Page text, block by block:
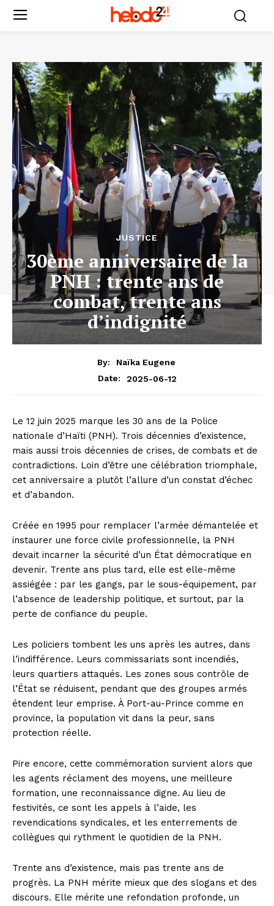
JUSTICE
30ème anniversaire de la
PNH : trente ans de
combat, trente ans
d’indignité
By:
Naïka Eugene
Date:
2025-06-12
Le 12 juin 2025 marque les 30 ans de la Police
nationale d’Haïti (PNH). Trois décennies d’existence,
mais aussi trois décennies de crises, de combats et de
contradictions. Loin d’être une célébration triomphale,
cet anniversaire a plutôt l’allure d’un constat d’échec
et d’abandon.
Créée en 1995 pour remplacer l’armée démantelée et
instaurer une force civile professionnelle, la PNH
devait incarner la sécurité d’un État démocratique en
devenir. Trente ans plus tard, elle est elle-même
assiégée : par les gangs, par le sous-équipement, par
l’absence de leadership politique, et surtout, par la
perte de confiance du peuple.
Les policiers tombent les uns après les autres, dans
l’indifférence. Leurs commissariats sont incendiés,
leurs quartiers attaqués. Les zones sous contrôle de
l’État se réduisent, pendant que des groupes armés
étendent leur emprise. À Port-au-Prince comme en
province, la population vit dans la peur, sans
protection réelle.
Pire encore, cette commémoration survient alors que
les agents réclament des moyens, une meilleure
formation, une reconnaissance digne. Au lieu de
festivités, ce sont les appels à l’aide, les
revendications syndicales, et les enterrements de
collègues qui rythment le quotidien de la PNH.
Trente ans d’existence, mais pas trente ans de
progrès. La PNH mérite mieux que des slogans et des
discours. Elle mérite une refondation profonde, un